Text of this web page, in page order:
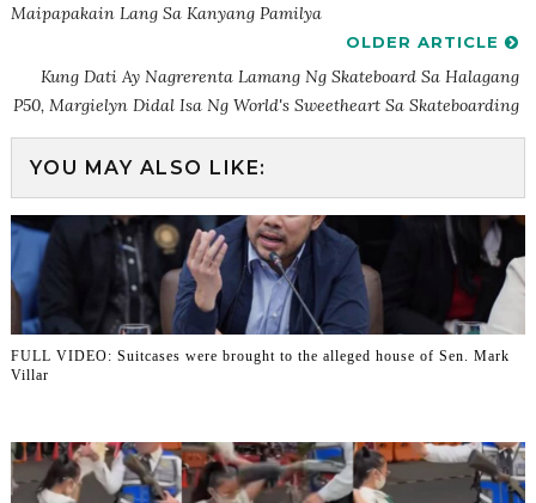
Maipapakain Lang Sa Kanyang Pamilya
OLDER ARTICLE
Kung Dati Ay Nagrerenta Lamang Ng Skateboard Sa Halagang
P50, Margielyn Didal Isa Ng World's Sweetheart Sa Skateboarding
YOU MAY ALSO LIKE:
FULL VIDEO: Suitcases were brought to the alleged house of Sen. Mark
Villar